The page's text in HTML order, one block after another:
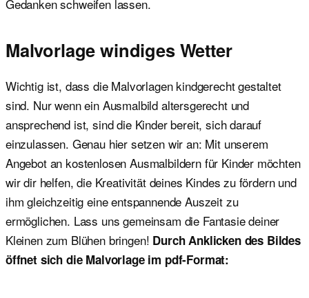
Gedanken schweifen lassen.
Malvorlage windiges Wetter
Wichtig ist, dass die Malvorlagen kindgerecht gestaltet
sind. Nur wenn ein Ausmalbild altersgerecht und
ansprechend ist, sind die Kinder bereit, sich darauf
einzulassen. Genau hier setzen wir an: Mit unserem
Angebot an kostenlosen Ausmalbildern für Kinder möchten
wir dir helfen, die Kreativität deines Kindes zu fördern und
ihm gleichzeitig eine entspannende Auszeit zu
ermöglichen. Lass uns gemeinsam die Fantasie deiner
Kleinen zum Blühen bringen! Durch Anklicken des Bildes
öffnet sich die Malvorlage im pdf-Format: